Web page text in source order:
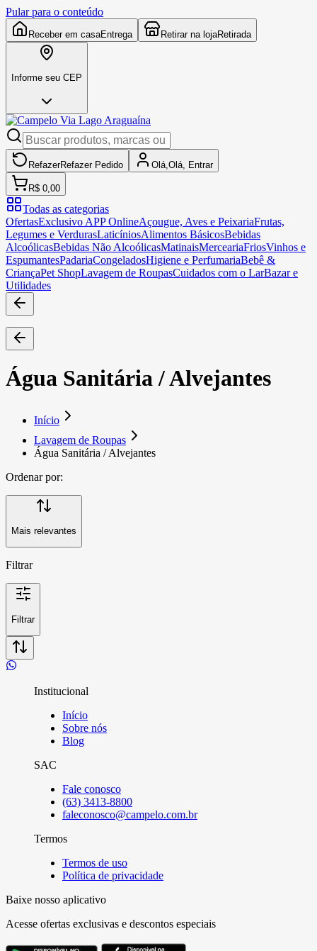
Pular para o conteúdo
Receber em casaEntrega Retirar na lojaRetirada
Informe seu CEP
RefazerRefazer Pedido Olá, Olá, Entrar
R$ 0,00
Todas as categorias
OfertasExclusivo APP OnlineAçougue, Aves e PeixariaFrutas,
Legumes e VerdurasLaticíniosAlimentos BásicosBebidas
AlcoólicasBebidas Não AlcoólicasMatinaisMerceariaFriosVinhos e
EspumantesPadariaCongeladosHigiene e PerfumariaBebê &
CriançaPet ShopLavagem de RoupasCuidados com o LarBazar e
Utilidades
Água Sanitária / Alvejantes
Início
Lavagem de Roupas
Água Sanitária / Alvejantes
Ordenar por:
Mais relevantes
Filtrar
Filtrar
Institucional
Início
Sobre nós
Blog
SAC
Fale conosco
(63) 3413-8800
faleconosco@campelo.com.br
Termos
Termos de uso
Política de privacidade
Baixe nosso aplicativo
Acesse ofertas exclusivas e descontos especiais